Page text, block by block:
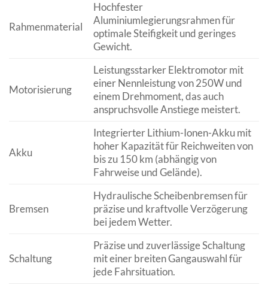
Rahmenmaterial
Hochfester
Aluminiumlegierungsrahmen für
optimale Steifigkeit und geringes
Gewicht.
Motorisierung
Leistungsstarker Elektromotor mit
einer Nennleistung von 250W und
einem Drehmoment, das auch
anspruchsvolle Anstiege meistert.
Akku
Integrierter Lithium-Ionen-Akku mit
hoher Kapazität für Reichweiten von
bis zu 150 km (abhängig von
Fahrweise und Gelände).
Bremsen
Hydraulische Scheibenbremsen für
präzise und kraftvolle Verzögerung
bei jedem Wetter.
Schaltung
Präzise und zuverlässige Schaltung
mit einer breiten Gangauswahl für
jede Fahrsituation.